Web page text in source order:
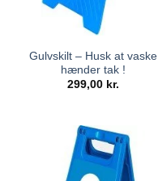
Gulvskilt – Husk at vaske
hænder tak !
299,00 kr.